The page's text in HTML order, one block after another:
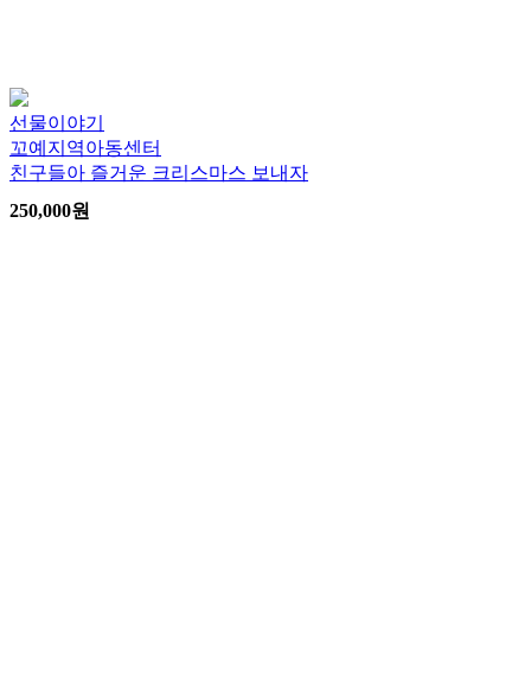
선물이야기
꼬예지역아동센터
친구들아 즐거운 크리스마스 보내자
250,000원